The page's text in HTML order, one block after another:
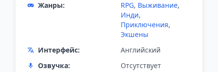
Жанры:
RPG, Выживание,
Инди,
Приключения,
Экшены
Интерфейс:
Английский
Озвучка:
Отсутствует